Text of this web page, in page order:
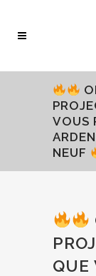
VOUS
NEUF
QUE